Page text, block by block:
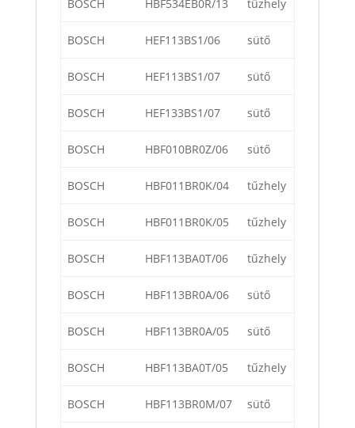
BOSCH HBF534EB0R/13 tűzhely
BOSCH HEF113BS1/06 sütő
BOSCH HEF113BS1/07 sütő
BOSCH HEF133BS1/07 sütő
BOSCH HBF010BR0Z/06 sütő
BOSCH HBF011BR0K/04 tűzhely
BOSCH HBF011BR0K/05 tűzhely
BOSCH HBF113BA0T/06 tűzhely
BOSCH HBF113BR0A/06 sütő
BOSCH HBF113BR0A/05 sütő
BOSCH HBF113BA0T/05 tűzhely
BOSCH HBF113BR0M/07 sütő